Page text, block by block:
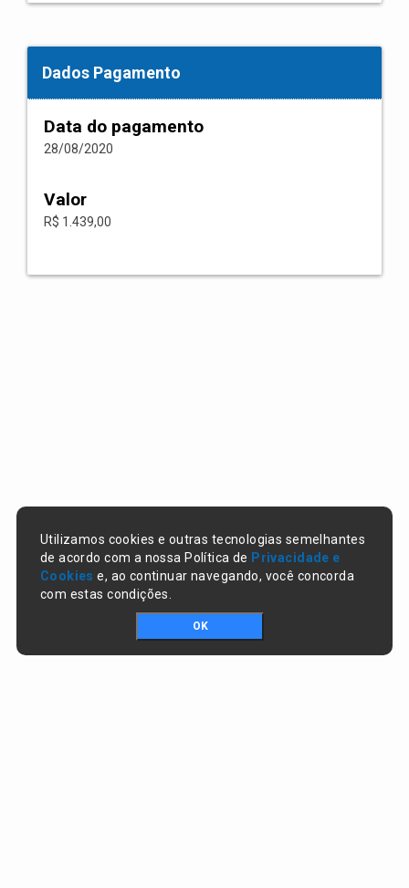
Dados Pagamento
Data do pagamento
28/08/2020
Valor
R$ 1.439,00
Utilizamos cookies e outras tecnologias semelhantes
de acordo com a nossa Política de Privacidade e
Cookies e, ao continuar navegando, você concorda
com estas condições.
OK